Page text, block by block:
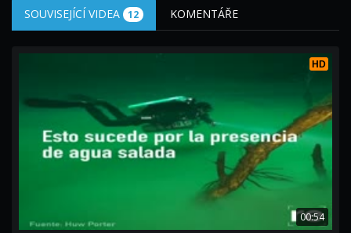
SOUVISEJÍCÍ VIDEA 12 KOMENTÁŘE
HD
00:54